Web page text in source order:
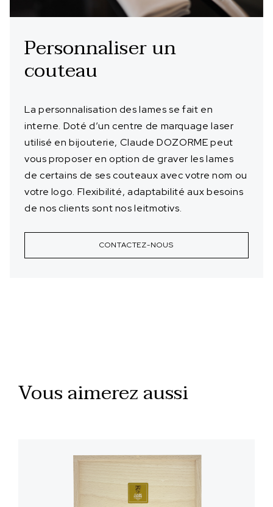
Personnaliser un
couteau
La personnalisation des lames se fait en
interne. Doté d’un centre de marquage laser
utilisé en bijouterie, Claude DOZORME peut
vous proposer en option de graver les lames
de certains de ses couteaux avec votre nom ou
votre logo. Flexibilité, adaptabilité aux besoins
de nos clients sont nos leitmotivs.
CONTACTEZ-NOUS
Vous aimerez aussi